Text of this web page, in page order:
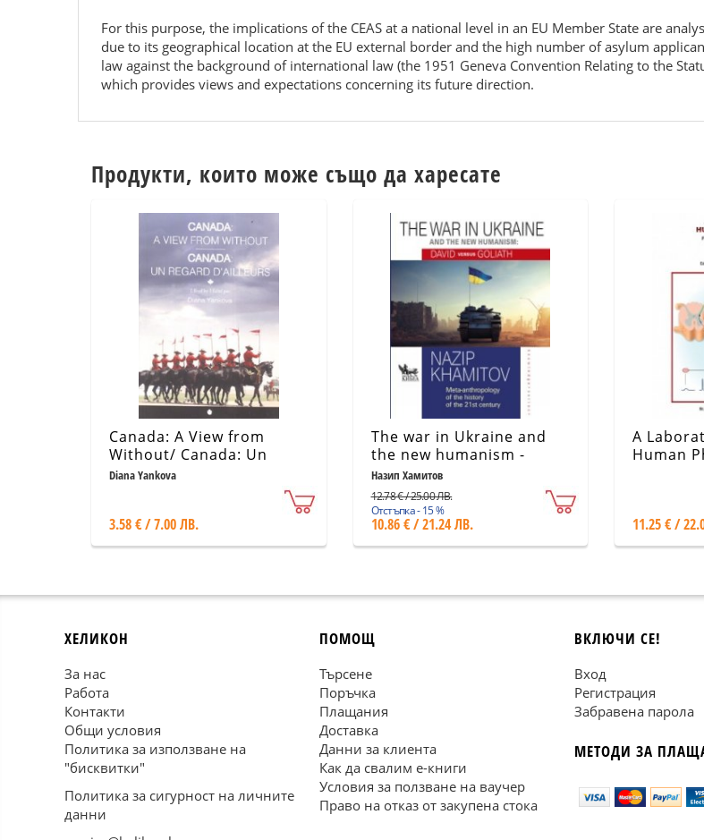
For this purpose, the implications of the CEAS at a national level in an EU Member State are
due to its geographical location at the EU external border and the high number of asylum
law against the background of international law (the 1951 Geneva Convention Relating to the
which provides views and expectations concerning its future direction.
Продукти, които може също да харесате
Canada: A View from
Without/ Canada: Un
regard d'ailleurs
Diana Yankova
3.58 € / 7.00 ЛВ.
The war in Ukraine and
the new humanism -
David versus Goliath
Назип Хамитов
12.78 € / 25.00 ЛВ.
Отстъпка - 15 %
10.86 € / 21.24 ЛВ.
A
Human
11.25 € /
ХЕЛИКОН
За нас
Работа
Контакти
Общи условия
Политика за използване на
"бисквитки"
Политика за сигурност на личните
данни
ПОМОЩ
Търсене
Поръчка
Плащания
Доставка
Данни за клиента
Как да свалим е-книги
Условия за ползване на ваучер
Право на отказ от закупена стока
ВКЛЮЧИ СЕ!
Вход
Регистрация
Забравена парола
МЕТОДИ ЗА